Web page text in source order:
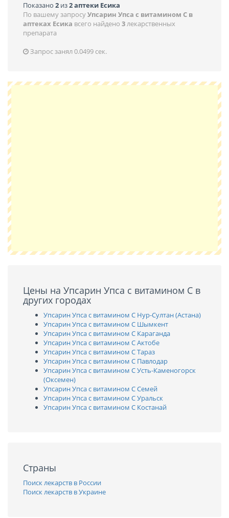
Показано 2 из2 аптеки Есика
По вашему запросуУпсарин Упса с витамином C в
аптеках Есика всего найдено 3лекарственных
препарата
Запрос занял 0.0499 сек.
Цены на Упсарин Упса с витамином C в
других городах
Упсарин Упса с витамином C Нур-Султан (Астана)
Упсарин Упса с витамином C Шымкент
Упсарин Упса с витамином C Караганда
Упсарин Упса с витамином C Актобе
Упсарин Упса с витамином C Тараз
Упсарин Упса с витамином C Павлодар
Упсарин Упса с витамином C Усть-Каменогорск
(Оксемен)
Упсарин Упса с витамином C Семей
Упсарин Упса с витамином C Уральск
Упсарин Упса с витамином C Костанай
Страны
Поиск лекарств в России
Поиск лекарств в Украине